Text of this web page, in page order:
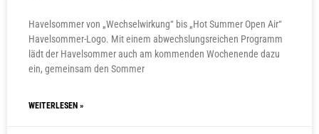
Havelsommer von „Wechselwirkung“ bis „Hot Summer Open Air“
Havelsommer-Logo. Mit einem abwechslungsreichen Programm
lädt der Havelsommer auch am kommenden Wochenende dazu
ein, gemeinsam den Sommer
WEITERLESEN »